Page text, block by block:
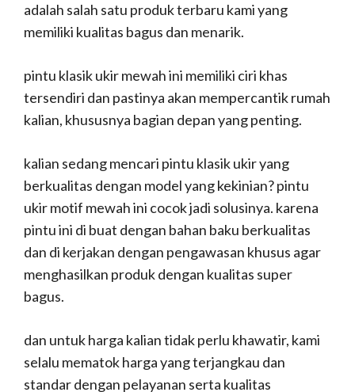
adalah salah satu produk terbaru kami yang
memiliki kualitas bagus dan menarik.
pintu klasik ukir mewah ini memiliki ciri khas
tersendiri dan pastinya akan mempercantik rumah
kalian, khususnya bagian depan yang penting.
kalian sedang mencari pintu klasik ukir yang
berkualitas dengan model yang kekinian? pintu
ukir motif mewah ini cocok jadi solusinya. karena
pintu ini di buat dengan bahan baku berkualitas
dan di kerjakan dengan pengawasan khusus agar
menghasilkan produk dengan kualitas super
bagus.
dan untuk harga kalian tidak perlu khawatir, kami
selalu mematok harga yang terjangkau dan
standar dengan pelayanan serta kualitas